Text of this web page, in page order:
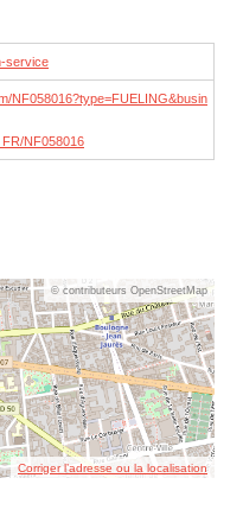
service
NF058016?type=FUELING&busin
NF058016
© contributeurs OpenStreetMap
Corriger l’adresse ou la localisation